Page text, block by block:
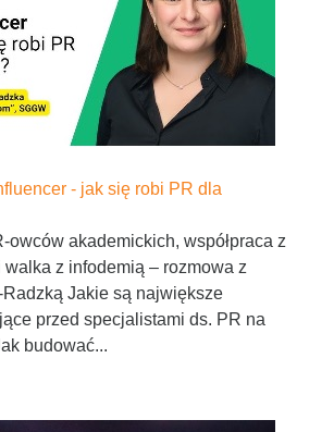
- jak się robi PR dla
owców akademickich, współpraca z
z infodemią – rozmowa z
Jakie są największe
przed specjalistami ds. PR na
budować...